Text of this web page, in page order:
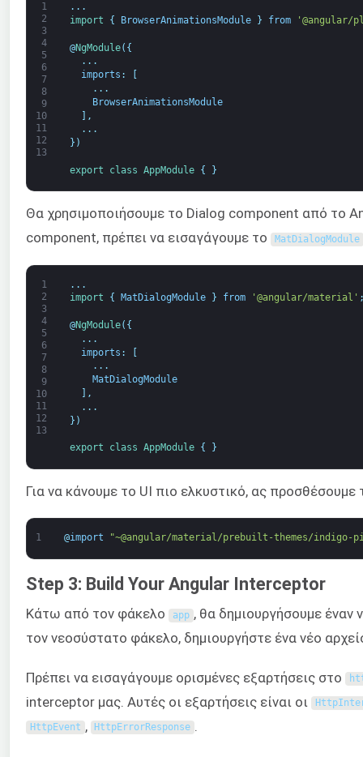
1
2
3
4
5
6
7
8
9
10
11
12
13
. . .
import
{ BrowserAnimationsModule } from '@angular/
@NgModule( {
. . .
imports :
. . .
BrowserAnimationsModule
] ,
. . .
} )
export class AppModule { }
Θα χρησιμοποιήσουμε το Dialog component από το
component, πρέπει να εισαγάγουμε το
MatDialogModule
1
2
3
4
5
6
7
8
9
10
11
12
13
. . .
import
{ MatDialogModule } from '@angular/material'
@NgModule( {
. . .
imports :
[
. . .
MatDialogModule
,
. . .
} )
export class AppModule { }
Για να κάνουμε το UI πιο ελκυστικό, ας προσθέσουμε
1 @import "~@angular/material/prebuilt-themes/indigo-
Step 3: Build Your Angular Interceptor
Κάτω από τον φάκελο app , θα δημιουργήσουμε
τον νεοσύστατο φάκελο, δημιουργήστε ένα νέο
Πρέπει να εισαγάγουμε ορισμένες εξαρτήσεις στο
interceptor μας. Αυτές οι εξαρτήσεις είναι οι
HttpEvent , HttpErrorResponse